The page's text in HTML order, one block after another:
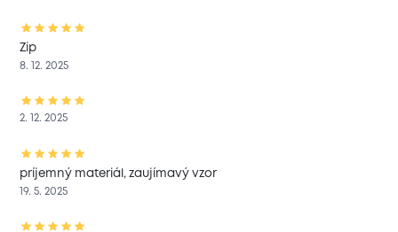
Zip
8. 12. 2025
2. 12. 2025
príjemný materiál, zaujímavý vzor
19. 5. 2025